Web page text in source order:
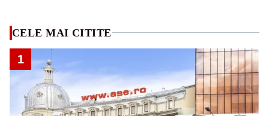
CELE MAI CITITE
1